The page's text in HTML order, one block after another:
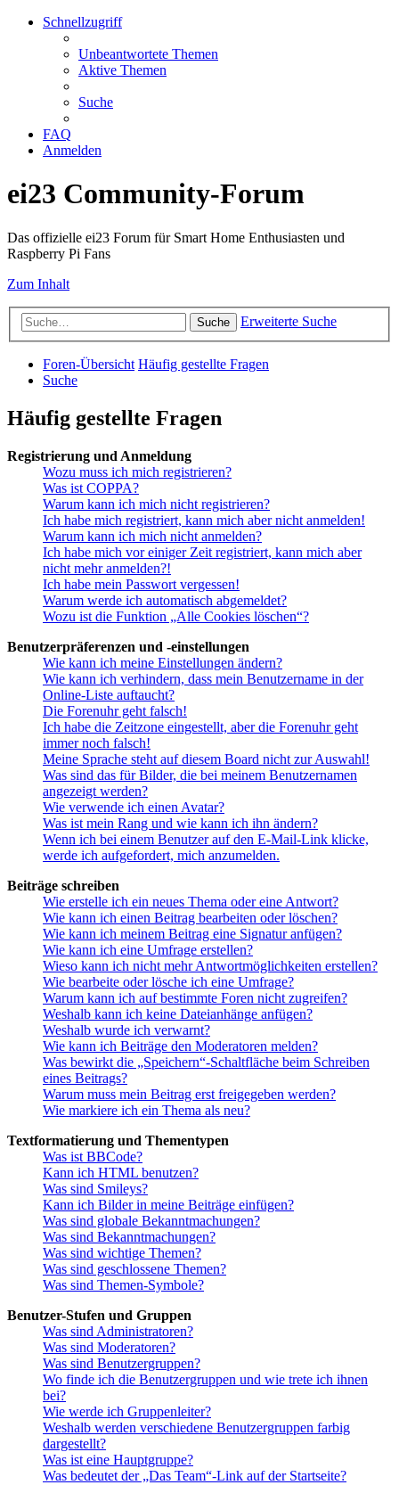
Schnellzugriff
Unbeantwortete Themen
Aktive Themen
Suche
FAQ
Anmelden
ei23 Community-Forum
Das offizielle ei23 Forum für Smart Home Enthusiasten und
Raspberry Pi Fans
Zum Inhalt
Suche Erweiterte Suche
Foren-Übersicht Häufig gestellte Fragen
Suche
Häufig gestellte Fragen
Registrierung und Anmeldung
Wozu muss ich mich registrieren?
Was ist COPPA?
Warum kann ich mich nicht registrieren?
Ich habe mich registriert, kann mich aber nicht anmelden!
Warum kann ich mich nicht anmelden?
Ich habe mich vor einiger Zeit registriert, kann mich aber
nicht mehr anmelden?!
Ich habe mein Passwort vergessen!
Warum werde ich automatisch abgemeldet?
Wozu ist die Funktion „Alle Cookies löschen“?
Benutzerpräferenzen und -einstellungen
Wie kann ich meine Einstellungen ändern?
Wie kann ich verhindern, dass mein Benutzername in der
Online-Liste auftaucht?
Die Forenuhr geht falsch!
Ich habe die Zeitzone eingestellt, aber die Forenuhr geht
immer noch falsch!
Meine Sprache steht auf diesem Board nicht zur Auswahl!
Was sind das für Bilder, die bei meinem Benutzernamen
angezeigt werden?
Wie verwende ich einen Avatar?
Was ist mein Rang und wie kann ich ihn ändern?
Wenn ich bei einem Benutzer auf den E-Mail-Link klicke,
werde ich aufgefordert, mich anzumelden.
Beiträge schreiben
Wie erstelle ich ein neues Thema oder eine Antwort?
Wie kann ich einen Beitrag bearbeiten oder löschen?
Wie kann ich meinem Beitrag eine Signatur anfügen?
Wie kann ich eine Umfrage erstellen?
Wieso kann ich nicht mehr Antwortmöglichkeiten erstellen?
Wie bearbeite oder lösche ich eine Umfrage?
Warum kann ich auf bestimmte Foren nicht zugreifen?
Weshalb kann ich keine Dateianhänge anfügen?
Weshalb wurde ich verwarnt?
Wie kann ich Beiträge den Moderatoren melden?
Was bewirkt die „Speichern“-Schaltfläche beim Schreiben
eines Beitrags?
Warum muss mein Beitrag erst freigegeben werden?
Wie markiere ich ein Thema als neu?
Textformatierung und Thementypen
Was ist BBCode?
Kann ich HTML benutzen?
Was sind Smileys?
Kann ich Bilder in meine Beiträge einfügen?
Was sind globale Bekanntmachungen?
Was sind Bekanntmachungen?
Was sind wichtige Themen?
Was sind geschlossene Themen?
Was sind Themen-Symbole?
Benutzer-Stufen und Gruppen
Was sind Administratoren?
Was sind Moderatoren?
Was sind Benutzergruppen?
Wo finde ich die Benutzergruppen und wie trete ich ihnen
bei?
Wie werde ich Gruppenleiter?
Weshalb werden verschiedene Benutzergruppen farbig
dargestellt?
Was ist eine Hauptgruppe?
Was bedeutet der „Das Team“-Link auf der Startseite?